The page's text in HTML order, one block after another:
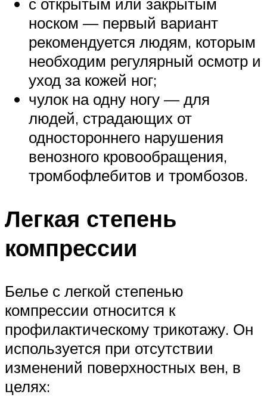
носком — первый вариант
рекомендуется людям, которым
необходим регулярный осмотр и
уход за кожей ног;
чулок на одну ногу — для
людей, страдающих от
одностороннего нарушения
венозного кровообращения,
тромбофлебитов и тромбозов.
Легкая степень
компрессии
Белье с легкой степенью
компрессии относится к
профилактическому трикотажу. Он
используется при отсутствии
изменений поверхностных вен, в
целях: